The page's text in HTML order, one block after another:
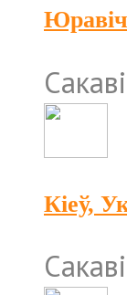
Кіеў,